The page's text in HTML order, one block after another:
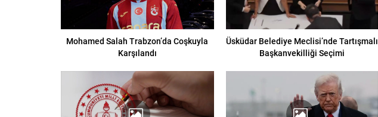
Mohamed Salah Trabzon’da Coşkuyla
Karşılandı
Üsküdar Belediye Meclisi’nde Tartışmalı
Başkanvekilliği Seçimi